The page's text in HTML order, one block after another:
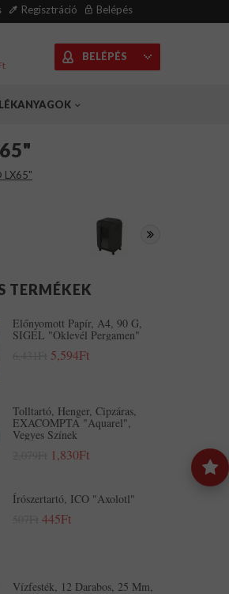
Regisztráció Belépés
BELÉPÉS
LX65"
TERMÉKEK
Előnyomott Papír, A4, 90 G,
SIGEL "Oklevél Pergamen"
5,594Ft
Tolltartó, Henger, Cipzáras,
EXACOMPTA "Aquarel",
Vegyes Színek
1,830Ft
Írószertartó, ICO "Axolotl"
445Ft
Vízfesték, 12 Darabos, 25 Mm,